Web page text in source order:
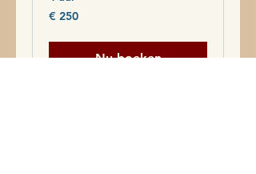
250
euro
€ 250
Nu boeken